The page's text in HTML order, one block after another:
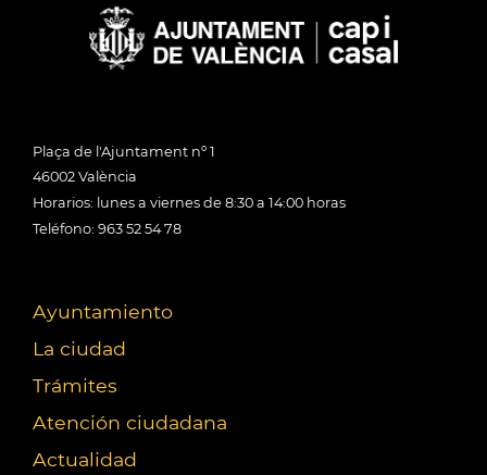
Plaça de l'Ajuntament nº 1
46002 València
Horarios: lunes a viernes de 8:30 a 14:00 horas
Teléfono: 963 52 54 78
Ayuntamiento
La ciudad
Trámites
Atención ciudadana
Actualidad